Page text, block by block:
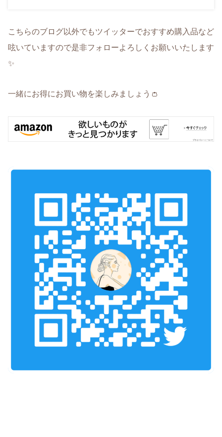
こちらのブログ以外でもツイッターでおすすめ購入品など
呟いていますので是非フォローよろしくお願いいたします
✨
一緒にお得にお買い物を楽しみましょう👛